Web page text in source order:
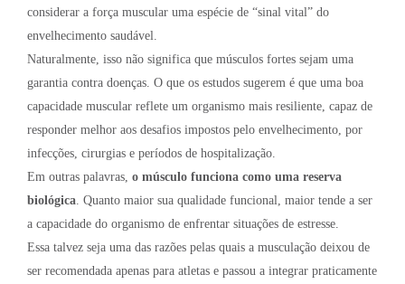
considerar a força muscular uma espécie de “sinal vital” do
envelhecimento saudável.
Naturalmente, isso não significa que músculos fortes sejam uma
garantia contra doenças. O que os estudos sugerem é que uma boa
capacidade muscular reflete um organismo mais resiliente, capaz de
responder melhor aos desafios impostos pelo envelhecimento, por
infecções, cirurgias e períodos de hospitalização.
Em outras palavras, o músculo funciona como uma reserva
biológica. Quanto maior sua qualidade funcional, maior tende a ser
a capacidade do organismo de enfrentar situações de estresse.
Essa talvez seja uma das razões pelas quais a musculação deixou de
ser recomendada apenas para atletas e passou a integrar praticamente